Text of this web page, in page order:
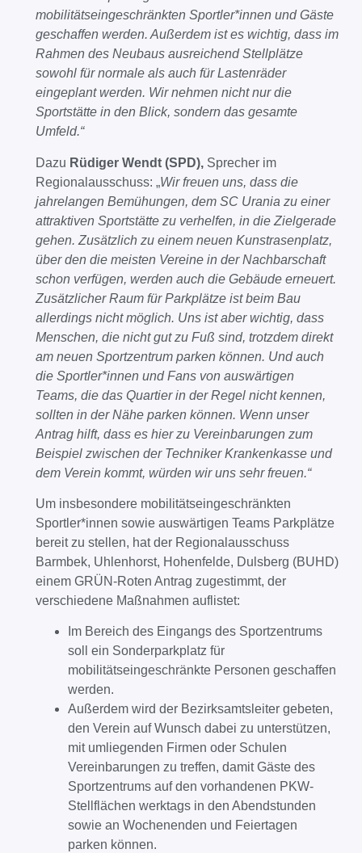
mobilitätseingeschränkten Sportler*innen und Gäste
geschaffen werden. Außerdem ist es wichtig, dass im
Rahmen des Neubaus ausreichend Stellplätze
sowohl für normale als auch für Lastenräder
eingeplant werden. Wir nehmen nicht nur die
Sportstätte in den Blick, sondern das gesamte
Umfeld.“
Dazu Rüdiger Wendt (SPD),Sprecher im
Regionalausschuss: „Wir freuen uns, dass die
jahrelangen Bemühungen, dem SC Urania zu einer
attraktiven Sportstätte zu verhelfen, in die Zielgerade
gehen. Zusätzlich zu einem neuen Kunstrasenplatz,
über den die meisten Vereine in der Nachbarschaft
schon verfügen, werden auch die Gebäude erneuert.
Zusätzlicher Raum für Parkplätze ist beim Bau
allerdings nicht möglich. Uns ist aber wichtig, dass
Menschen, die nicht gut zu Fuß sind, trotzdem direkt
am neuen Sportzentrum parken können. Und auch
die Sportler*innen und Fans von auswärtigen
Teams, die das Quartier in der Regel nicht kennen,
sollten in der Nähe parken können. Wenn unser
Antrag hilft, dass es hier zu Vereinbarungen zum
Beispiel zwischen der Techniker Krankenkasse und
dem Verein kommt, würden wir uns sehr freuen.“
Um insbesondere mobilitätseingeschränkten
Sportler*innen sowie auswärtigen Teams Parkplätze
bereit zu stellen, hat der Regionalausschuss
Barmbek, Uhlenhorst, Hohenfelde, Dulsberg (BUHD)
einem GRÜN-Roten Antrag zugestimmt, der
verschiedene Maßnahmen auflistet:
Im Bereich des Eingangs des Sportzentrums
soll ein Sonderparkplatz für
mobilitätseingeschränkte Personen geschaffen
werden.
Außerdem wird der Bezirksamtsleiter gebeten,
den Verein auf Wunsch dabei zu unterstützen,
mit umliegenden Firmen oder Schulen
Vereinbarungen zu treffen, damit Gäste des
Sportzentrums auf den vorhandenen PKW-
Stellflächen werktags in den Abendstunden
sowie an Wochenenden und Feiertagen
parken können.